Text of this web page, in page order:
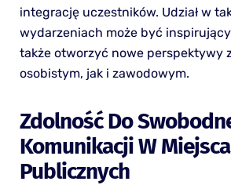
integrację uczestników. Udział w
wydarzeniach może być
także otworzyć nowe perspektywy
osobistym, jak i zawodowym.
Zdolność Do
Komunikacji W
Publicznych